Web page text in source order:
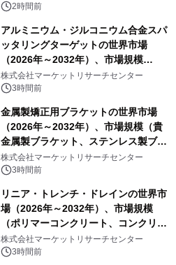
2時間前
アルミニウム・ジルコニウム合金スパ
ッタリングターゲットの世界市場
（2026年～2032年）、市場規模
（0.995、0.999、その他）・分析レポ
ートを発表
株式会社マーケットリサーチセンター
3時間前
金属製矯正用ブラケットの世界市場
（2026年～2032年）、市場規模（貴
金属製ブラケット、ステンレス製ブラ
ケット、純チタン製ブラケット）・分
析レポートを発表
株式会社マーケットリサーチセンター
3時間前
リニア・トレンチ・ドレインの世界市
場（2026年～2032年）、市場規模
（ポリマーコンクリート、コンクリー
ト、プラスチック、金属）・分析レポ
ートを発表
株式会社マーケットリサーチセンター
3時間前